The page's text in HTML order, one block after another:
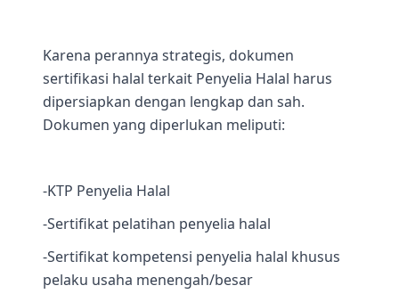
Karena perannya strategis, dokumen
sertifikasi halal terkait Penyelia Halal harus
dipersiapkan dengan lengkap dan sah.
Dokumen yang diperlukan meliputi:
-KTP Penyelia Halal
-Sertifikat pelatihan penyelia halal
-Sertifikat kompetensi penyelia halal khusus
pelaku usaha menengah/besar